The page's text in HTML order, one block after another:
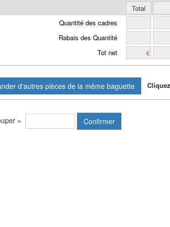
Quantité des cadres
Rabais des Quantité
Tot net
»